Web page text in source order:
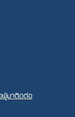
ผู้มาติดต่อ